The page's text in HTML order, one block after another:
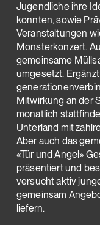
Jugendliche ihre
konnten, sowie
Veranstaltungen
Monsterkonzert.
gemeinsame
umgesetzt.
Mitwirkung an der
monatlich
Unterland mit
Aber auch das
«Tür und Angel»
präsentiert und
versucht aktiv
gemeinsam
liefern.